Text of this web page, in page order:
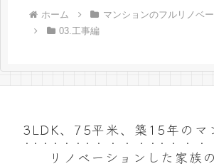
ホーム
マンションのフルリノベ
03.工事編
3LDK、75平米、築15年のマ
リノベーションした家族